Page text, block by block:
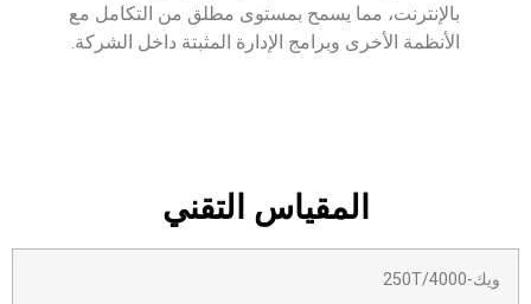
بالإنترنت، مما يسمح بمستوى مطلق من التكامل مع
الأنظمة الأخرى وبرامج الإدارة المثبتة داخل الشركة.
المقياس التقني
ويك-250T/4000